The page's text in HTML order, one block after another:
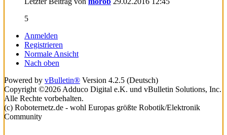
5
Anmelden
Registrieren
Normale Ansicht
Nach oben
Powered by vBulletin® Version 4.2.5 (Deutsch)
Copyright ©2026 Adduco Digital e.K. und vBulletin Solutions, Inc.
Alle Rechte vorbehalten.
(c) Roboternetz.de - wohl Europas größte Robotik/Elektronik
Community